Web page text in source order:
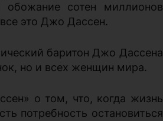
сотен миллионов
это Джо Дассен.
баритон Джо Дассена
но и всех женщин мира.
о том, что, когда жизнь
потребность остановиться